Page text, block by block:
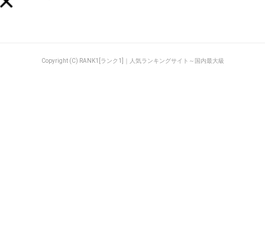
Copyright (C) RANK1[ランク1]｜人気ランキングサイト～国内最大級